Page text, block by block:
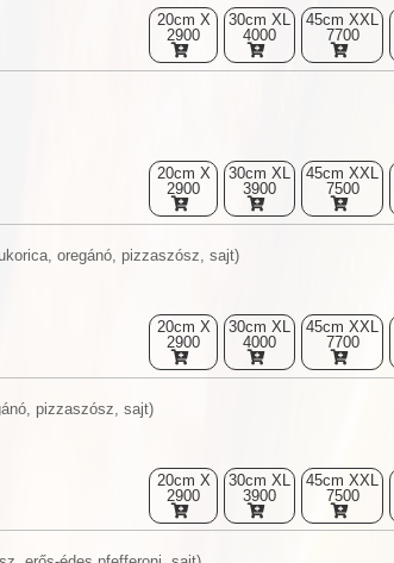
20cm X
2900
30cm XL
4000
45cm XXL
7700
20cm X
2900
30cm XL
3900
45cm XXL
7500
oregánó, pizzaszósz, sajt)
20cm X
2900
30cm XL
4000
45cm XXL
7700
pizzaszósz, sajt)
20cm X
2900
30cm XL
3900
45cm XXL
7500